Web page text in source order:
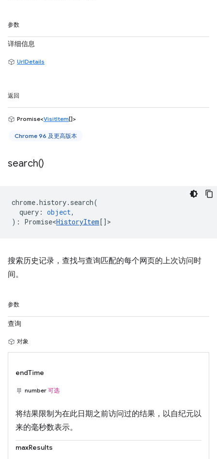
参数
详细信息
UrlDetails
返回
Promise<VisitItem[]>
Chrome 96 及更高版本
search()
chrome.history. search(
query : object,
) : Promise<HistoryItem[] >
搜索历史记录，查找与查询匹配的每个网页的上次访问时
间。
参数
查询
对象
endTime
number 可选
将结果限制为在此日期之前访问过的结果，以自纪元以
来的毫秒数表示。
maxResults